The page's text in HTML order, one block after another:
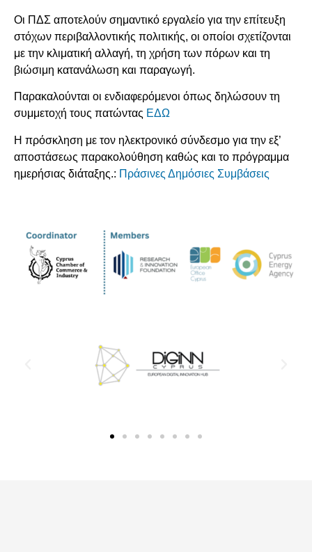
Οι ΠΔΣ αποτελούν σημαντικό εργαλείο για την επίτευξη
στόχων περιβαλλοντικής πολιτικής, οι οποίοι σχετίζονται
με την κλιματική αλλαγή, τη χρήση των πόρων και τη
βιώσιμη κατανάλωση και παραγωγή.
Παρακαλούνται οι ενδιαφερόμενοι όπως δηλώσουν τη
συμμετοχή τους πατώντας ΕΔΩ
Η πρόσκληση με τον ηλεκτρονικό σύνδεσμο για την εξ’
αποστάσεως παρακολούθηση καθώς και το πρόγραμμα
ημερήσιας διάταξης.: Πράσινες Δημόσιες Συμβάσεις